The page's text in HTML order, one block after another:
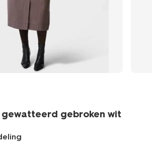
gewatteerd gebroken wit